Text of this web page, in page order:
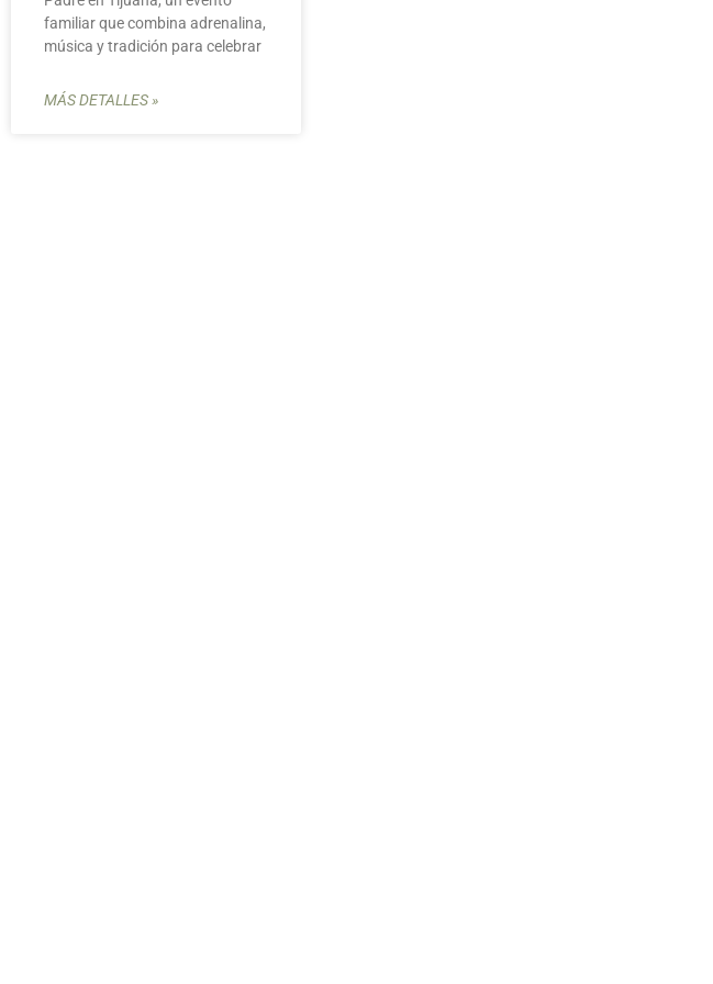
familiar que combina adrenalina,
música y tradición para celebrar
MÁS DETALLES »